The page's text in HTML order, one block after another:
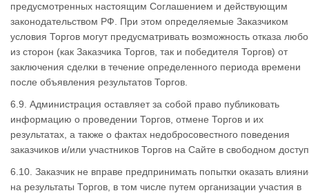
предусмотренных настоящим Соглашением и действующим
законодательством РФ. При этом определяемые Заказчиком
условия Торгов могут предусматривать возможность отказа
из сторон (как Заказчика Торгов, так и победителя Торгов) от
заключения сделки в течение определенного периода времени
после объявления результатов Торгов.
6.9. Администрация оставляет за собой право публиковать
информацию о проведении Торгов, отмене Торгов и их
результатах, а также о фактах недобросовестного поведения
заказчиков и/или участников Торгов на Сайте в свободном
6.10. Заказчик не вправе предпринимать попытки оказать
на результаты Торгов, в том числе путем организации участия в